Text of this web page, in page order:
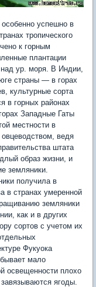
успешно в
тропического
к горным
плантации
ур. моря. В Индии,
страны — в горах
культурные сорта
в горных районах
Западные Гаты
местности в
ведя
штата
образ жизни, и
земляники.
получила в
в странах умеренной
земляники
как и в других
сортов с учетом их
Фукуока
мало
освещенности плохо
ягоды.